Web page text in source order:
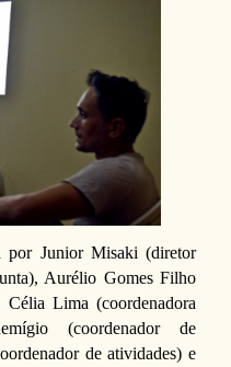
por Junior Misaki (diretor
Aurélio Gomes Filho
Célia Lima (coordenadora
(coordenador de
de atividades) e